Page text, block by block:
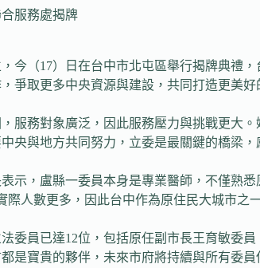
服務處揭牌
今（17）日在台中市北屯區舉行揭牌典禮
爭取更多中央資源與建設，共同打造更美好
服務對象廣泛，因此服務壓力與挑戰更大
央與地方共同努力，立委是最關鍵的橋梁，
示，盧縣一委員本身是專業醫師，不僅
人數更多，因此台中作為原住民大城市之
委員已達12位，包括原任副市長王育敏委
是寶貴的夥伴，未來市府將持續與所有委